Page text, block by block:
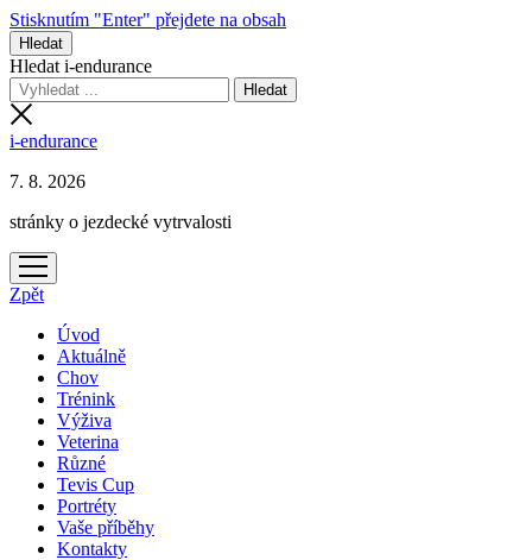
Stisknutím "Enter" přejdete na obsah
Hledat
Hledat i-endurance
i-endurance
7. 8. 2026
stránky o jezdecké vytrvalosti
otevřít
menu
Zpět
Úvod
Aktuálně
Chov
Trénink
Výživa
Veterina
Různé
Tevis Cup
Portréty
Vaše příběhy
Kontakty